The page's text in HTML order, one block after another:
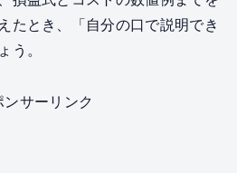
たとき、「自分の口で説明でき
う。
ンサーリンク